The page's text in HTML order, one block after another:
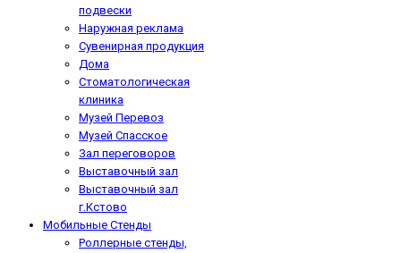
подвески
Наружная реклама
Сувенирная продукция
Дома
Стоматологическая
клиника
Музей Перевоз
Музей Спасское
Зал переговоров
Выставочный зал
Выставочный зал
г.Кстово
Мобильные Стенды
Роллерные стенды,